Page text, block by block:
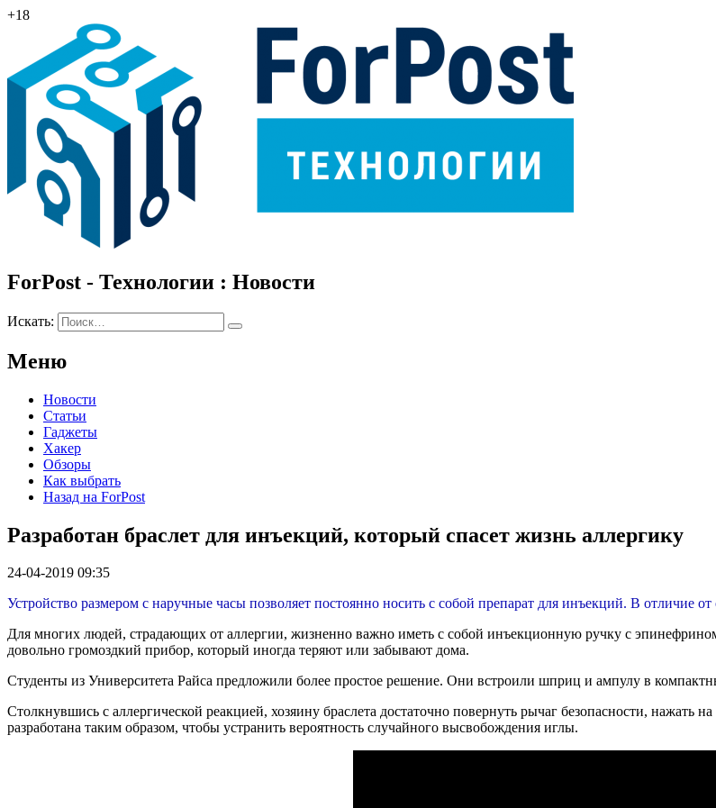
+18
ForPost - Технологии : Новости
Искать:
Меню
Новости
Статьи
Гаджеты
Хакер
Обзоры
Как выбрать
Назад на ForPost
Разработан браслет для инъекций, который спасет жизнь аллергику
24-04-2019 09:35
Устройство размером с наручные часы позволяет постоянно носить с собой препарат для инъекций. В отличие
Для многих людей, страдающих от аллергии, жизненно важно иметь с собой инъекционную ручку с
довольно громоздкий прибор, который иногда теряют или забывают дома.
Студенты из Университета Райса предложили более простое решение. Они встроили шприц и ампулу в
Столкнувшись с аллергической реакцией, хозяину браслета достаточно повернуть рычаг безопасности, нажать
разработана таким образом, чтобы устранить вероятность случайного высвобождения иглы.